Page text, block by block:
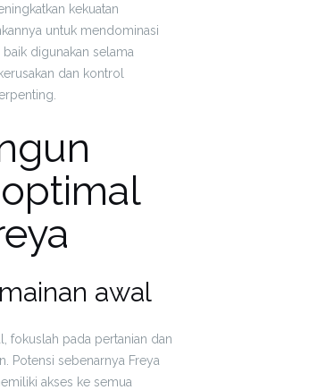
kekuatan
untuk mendominasi
digunakan selama
dan kontrol
awal
fokuslah pada pertanian dan
Potensi sebenarnya Freya
akses ke semua